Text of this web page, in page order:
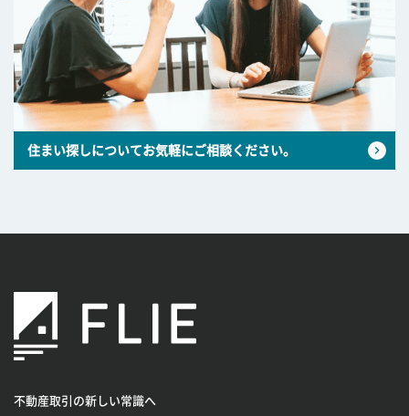
住まい探しについてお気軽にご相談ください。
不動産取引の新しい常識へ